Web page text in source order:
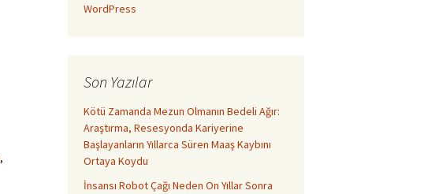
,
WordPress
Son Yazılar
Kötü Zamanda Mezun Olmanın Bedeli Ağır:
Araştırma, Resesyonda Kariyerine
Başlayanların Yıllarca Süren Maaş Kaybını
Ortaya Koydu
İnsansı Robot Çağı Neden On Yıllar Sonra